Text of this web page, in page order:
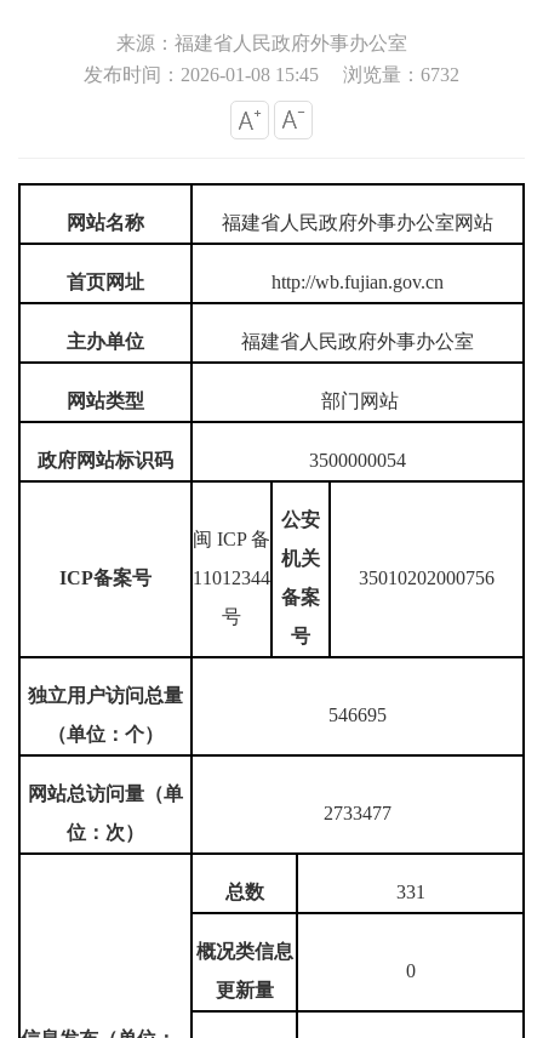
来源：福建省人民政府外事办公室
发布时间：2026-01-08 15:45
浏览量：6732
网站名称 福建省人民政府外事办公室网站
首页网址 http://wb.fujian.gov.cn
主办单位 福建省人民政府外事办公室
网站类型 部门网站
政府网站标识码 3500000054
ICP备案号
闽 ICP 备
11012344
号
公安
机关
备案
号
35010202000756
独立用户访问总量
（单位：个）
546695
网站总访问量（单
位：次）
2733477
总数 331
概况类信息
更新量
0